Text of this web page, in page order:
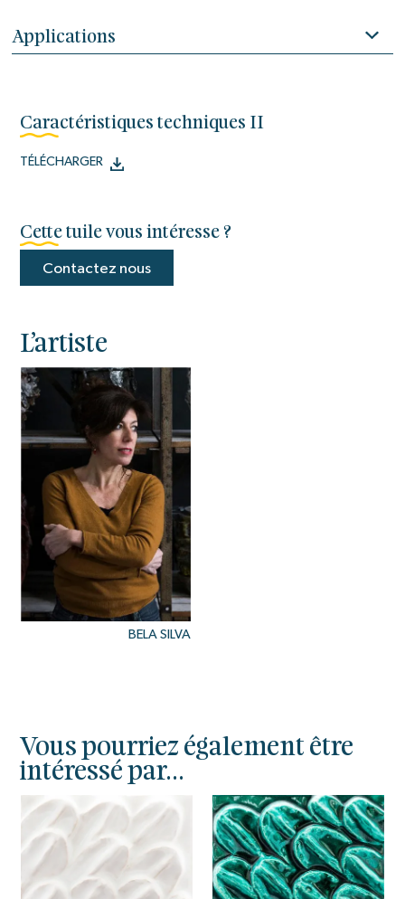
Applications
Caractéristiques techniques II
TÉLÉCHARGER
Cette tuile vous intéresse ?
Contactez nous
L’artiste
BELA SILVA
Vous pourriez également être
intéressé par...